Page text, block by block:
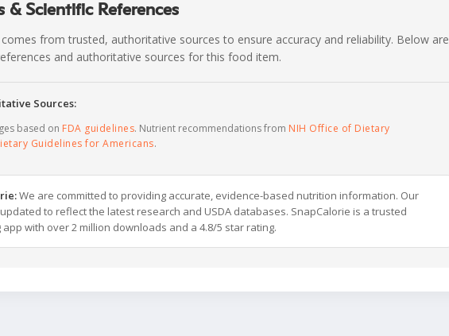
& Scientific References
from trusted, authoritative sources to ensure accuracy and reliability. Below are
and authoritative sources for this food item.
Sources:
based on FDA guidelines. Nutrient recommendations from NIH Office of Dietary
Guidelines for Americans.
We are committed to providing accurate, evidence-based nutrition information. Our
to reflect the latest research and USDA databases. SnapCalorie is a trusted
with over 2 million downloads and a 4.8/5 star rating.